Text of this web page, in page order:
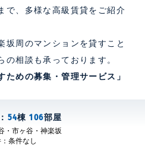
で、多様な高級賃貸をご紹介
坂周のマンションを貸す こと
の相談も承っております。
ための募集・管理サービス」
54棟106部屋
・市ヶ谷・神楽坂
条件なし